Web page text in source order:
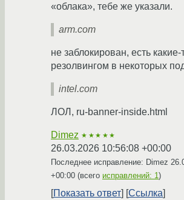
«облака», тебе же указали.
arm.com
не заблокирован, есть какие-
резолвингом в некоторых
intel.com
ЛОЛ, ru-banner-inside.html
Dimez ★★★★★
26.03.2026 10:56:08 +00:00
Последнее исправление: Dimez
+00:00 (всего исправлений: 1 )
Показать ответ Ссылка